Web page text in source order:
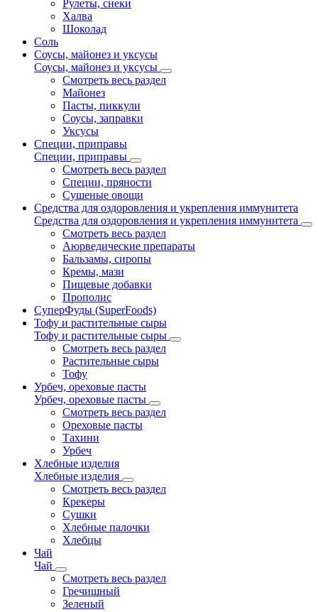
Рулеты, снеки
Халва
Шоколад
Соль
Соусы, майонез и уксусы
Соусы, майонез и уксусы
Смотреть весь раздел
Майонез
Пасты, пиккули
Соусы, заправки
Уксусы
Специи, приправы
Специи, приправы
Смотреть весь раздел
Специи, пряности
Сушеные овощи
Средства для оздоровления и укрепления иммунитета
Средства для оздоровления и укрепления иммунитета
Смотреть весь раздел
Аюрведические препараты
Бальзамы, сиропы
Кремы, мази
Пищевые добавки
Прополис
СуперФуды (SuperFoods)
Тофу и растительные сыры
Тофу и растительные сыры
Смотреть весь раздел
Растительные сыры
Тофу
Урбеч, ореховые пасты
Урбеч, ореховые пасты
Смотреть весь раздел
Ореховые пасты
Тахини
Урбеч
Хлебные изделия
Хлебные изделия
Смотреть весь раздел
Крекеры
Сушки
Хлебные палочки
Хлебцы
Чай
Чай
Смотреть весь раздел
Гречишный
Зеленый